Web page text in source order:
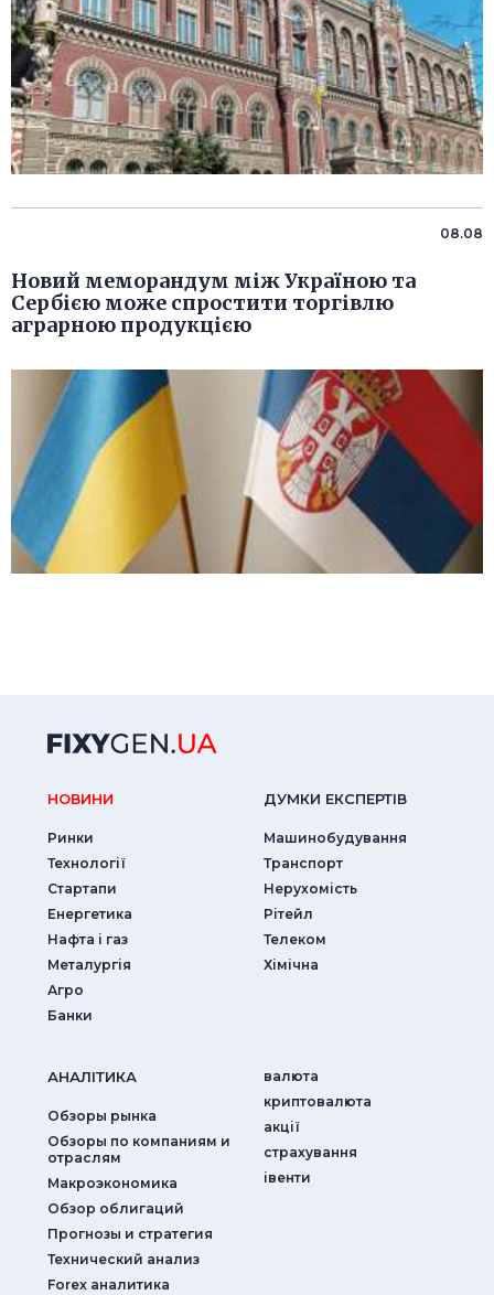
08.08
Новий меморандум між Україною та
Сербією може спростити торгівлю
аграрною продукцією
НОВИНИ
Ринки
Технології
Стартапи
Енергетика
Нафта і газ
Металургія
Агро
Банки
ДУМКИ ЕКСПЕРТIВ
Машинобудування
Транспорт
Нерухомість
Рітейл
Телеком
Хімічна
АНАЛIТИКА
Обзоры рынка
Обзоры по компаниям и
отраслям
Макроэкономика
Обзор облигаций
Прогнозы и стратегия
Технический анализ
Forex аналитика
валюта
криптовалюта
акції
страхування
iвенти